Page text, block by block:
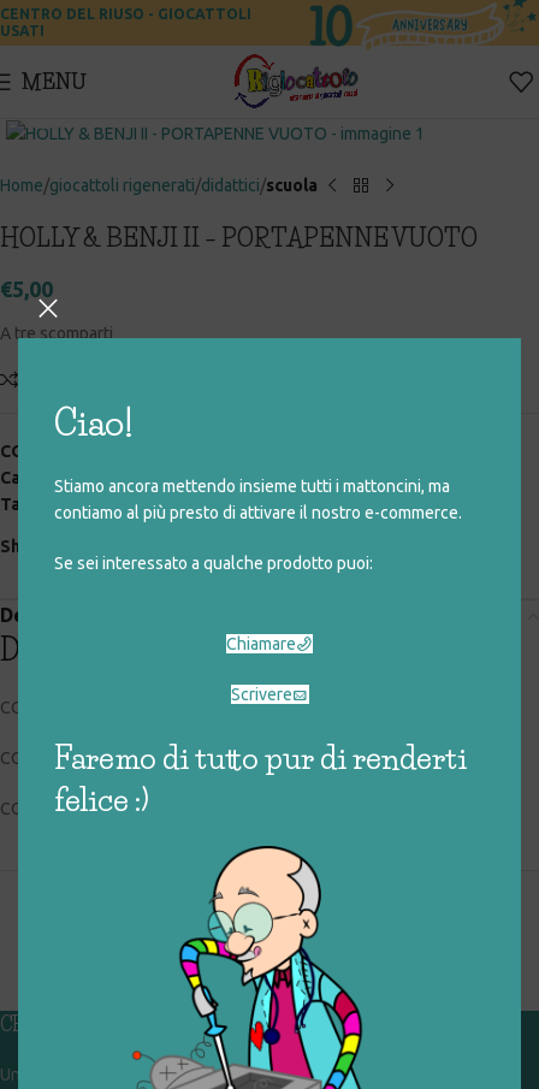
Ciao!
Stiamo ancora mettendo insieme tutti i mattoncini, ma
contiamo al più presto di attivare il nostro e-commerce.
Se sei interessato a qualche prodotto puoi:
Chiamare
Scrivere
Faremo di tutto pur di renderti
felice :)
CENTRO DEL RIUSO - GIOCATTOLI
USATI
MENU
Home giocattoli rigenerati didattici scuola
HOLLY & BENJI II – PORTAPENNE VUOTO
€5,00
A tre scomparti
COD:
Categorie:didattici, giocattoli rigenerati , scuola
Tag:
colori , penne , scuola
Share:
Descrizione
Descrizione
CODICE RIGIOCATTOLO: 041_0_027
CONDIZIONI: usato, buone
COLLOCAZIONE: BOX1
CHI SIAMO
Un gruppo di volontari che sognano di diventare un centro del riuso e